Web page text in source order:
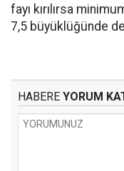
fayı kırılırsa
7,5 büyüklüğünde
HABERE YORUM